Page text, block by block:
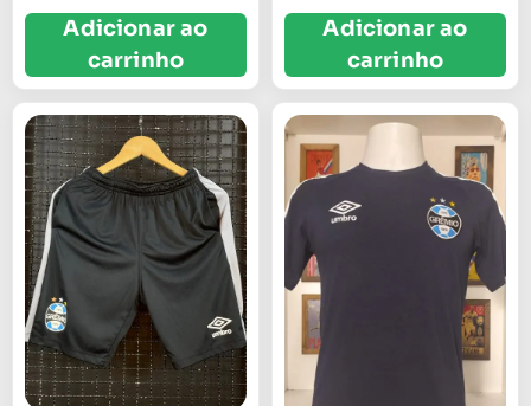
Adicionar ao
carrinho
Adicionar ao
carrinho